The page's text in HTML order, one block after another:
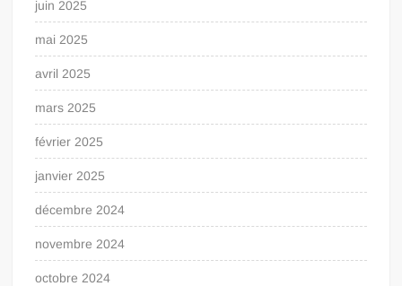
juin 2025
mai 2025
avril 2025
mars 2025
février 2025
janvier 2025
décembre 2024
novembre 2024
octobre 2024